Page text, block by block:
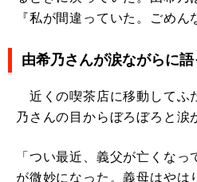
『私が間違っていた。ごめん
由希乃さんが涙ながらに
近くの喫茶店に移動してふ
乃さんの目からぼろぼろと涙
「つい最近、義父が亡くな
が微妙になった。義母はやは